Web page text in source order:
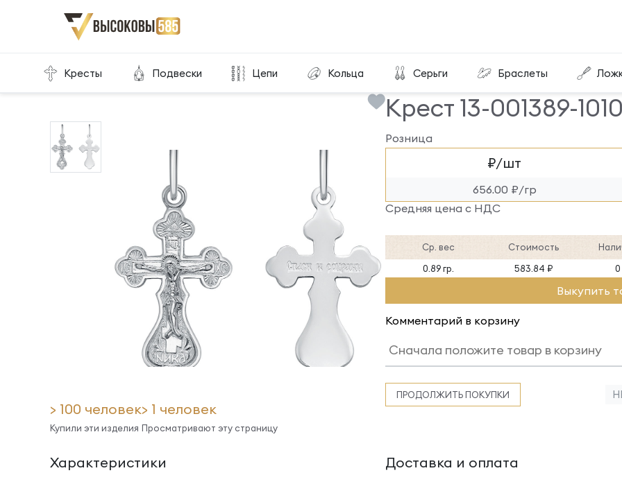
Кресты Подвески Цепи Кольца Серьги Браслеты
Главная Склад готовой продукции Крест 13-001389-101000
> 100 человек
Купили эти изделия
> 1 человек
Просматривают эту страницу
Крест 13-001389-
Розница
₽/шт
656.00 ₽/гр
Средняя цена с НДС
Ср. вес Стоимость
0.89 гр.
583.84 ₽ 0
Выкупить
Комментарий в корзину
ПРОДОЛЖИТЬ ПОКУПКИ
Характеристики Доставка и оплата